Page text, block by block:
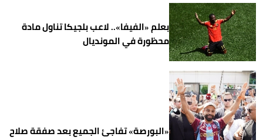
بعلم «الفيفا».. لاعب بلجيكا تناول مادة
محظورة في المونديال
«البورصة» تفاجئ الجميع بعد صفقة صلاح